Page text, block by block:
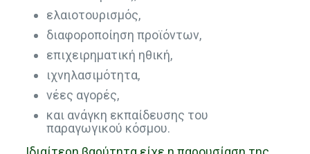
ελαιοτουρισμός,
διαφοροποίηση προϊόντων,
επιχειρηματική ηθική,
ιχνηλασιμότητα,
νέες αγορές,
και ανάγκη εκπαίδευσης του
παραγωγικού κόσμου.